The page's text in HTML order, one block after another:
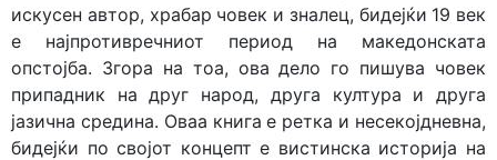
искусен автор, храбар човек и зналец, бидејќи 19 век
е најпротивречниот период на македонската
опстојба. Згора на тоа, ова дело го пишува човек
припадник на друг народ, друга култура и друга
јазична средина. Оваа книга е ретка и несекојдневна,
бидејќи по својот концепт е вистинска историја на